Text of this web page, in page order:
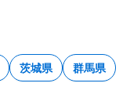
茨城県 群馬県